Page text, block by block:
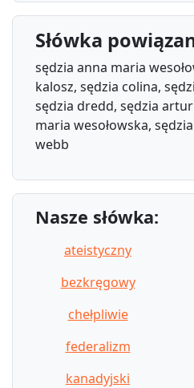
Słówka
sędzia anna maria
kalosz, sędzia colina,
sędzia dredd, sędzia
maria wesołowska,
webb
Nasze słówka:
ateistyczny
bezkręgowy
chełpliwie
federalizm
kanadyjski